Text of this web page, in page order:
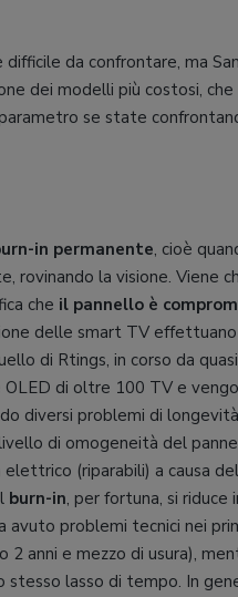
difficile da confrontare, ma
dei modelli più costosi,
se state
in permanente, cioè
rovinando la visione. Viene
che il pannello è
delle smart TV
di Rtings, in corso da
OLED di oltre 100 TV e
diversi problemi di
di omogeneità del
(riparabili) a causa
burn-in, per fortuna, si riduce
avuto problemi tecnici nei
anni e mezzo di usura),
stesso lasso di tempo. In